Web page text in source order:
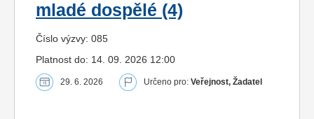
mladé dospělé (4)
Číslo výzvy: 085
Platnost do: 14. 09. 2026 12:00
29. 6. 2026 Určeno pro: Veřejnost, Žadatel